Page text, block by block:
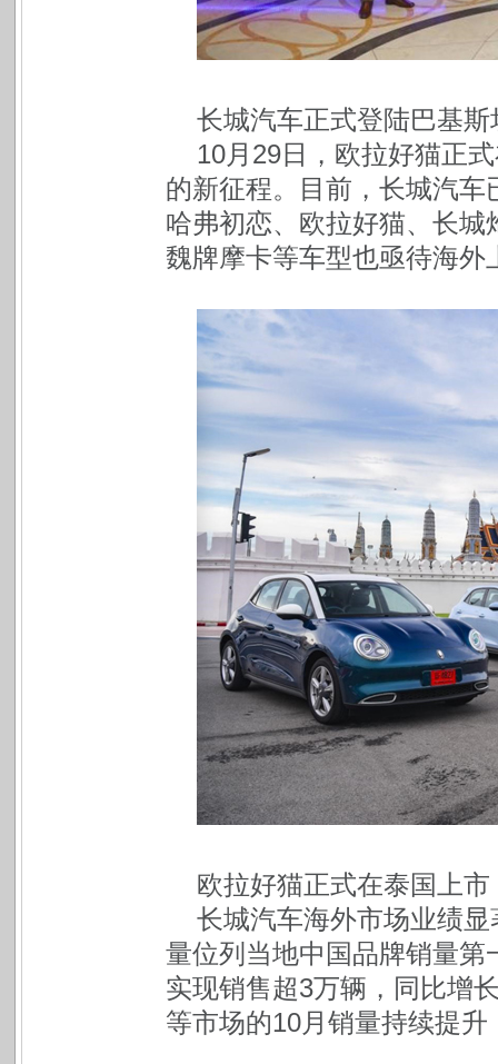
长城汽车正式登陆巴基斯
10月29日，欧拉好猫正
的新征程。目前，长城汽
哈弗初恋、欧拉好猫、长城
魏牌摩卡等车型也亟待海外
欧拉好猫正式在泰国上市
长城汽车海外市场业绩
量位列当地中国品牌销量
实现销售超3万辆，同比增
等市场的10月销量持续提